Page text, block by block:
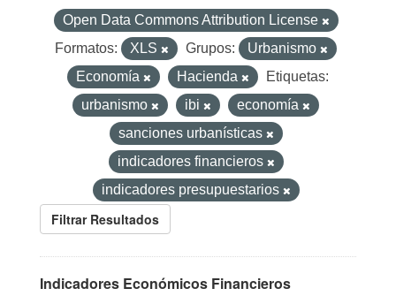
Open Data Commons Attribution License
Formatos:
XLS Grupos:
Urbanismo
Economía
Hacienda
Etiquetas:
urbanismo
ibi
economía
sanciones urbanísticas
indicadores financieros
indicadores presupuestarios
Filtrar Resultados
Indicadores Económicos Financieros